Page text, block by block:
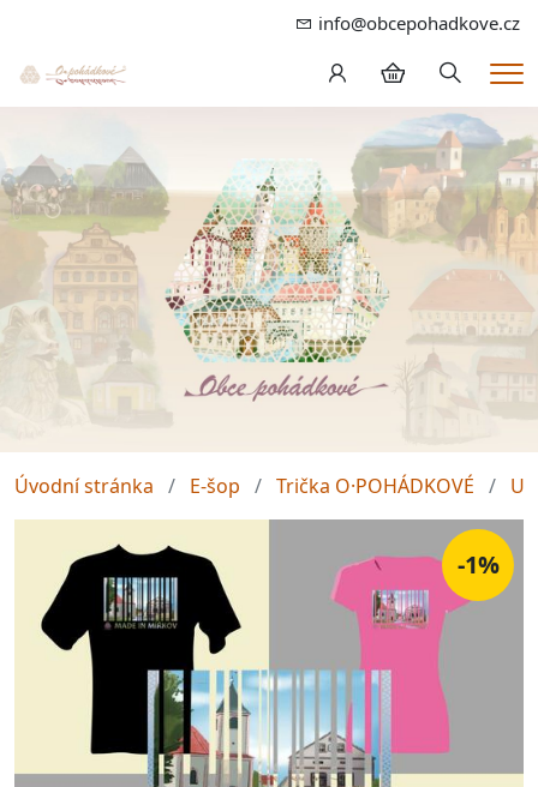
info@obcepohadkove.cz
Hledání
Úvodní stránka E-šop Trička O·POHÁDKOVÉ
-1%